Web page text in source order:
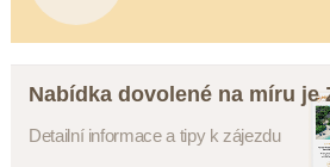
Nabídka dovolené na míru je
Detailní informace a tipy k zájezdu